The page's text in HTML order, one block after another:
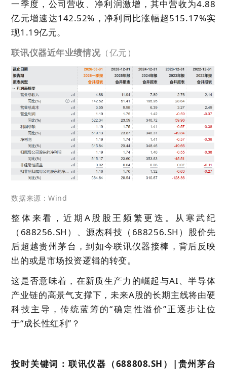
一季度，公司营收、净利润激增，其中营收为4.88
亿元增速达142.52%，净利同比涨幅超515.17%实
现1.19亿元。
联讯仪器近年业绩情况（亿元）
数据来源：Wind
整体来看，近期A股股王频繁更迭。从寒武纪
（688256.SH）、源杰科技（688256.SH）股价先
后超越贵州茅台，到如今联讯仪器接棒，背后反映
出的或是市场投资逻辑的转变。
这是否意味着，在新质生产力的崛起与AI、半导体
产业链的高景气支撑下，未来A股的长期主线将由硬
科技主导，传统蓝筹的“确定性溢价”正逐步让位
于“成长性红利”？
投时关键词：联讯仪器（688808.SH）|贵州茅台